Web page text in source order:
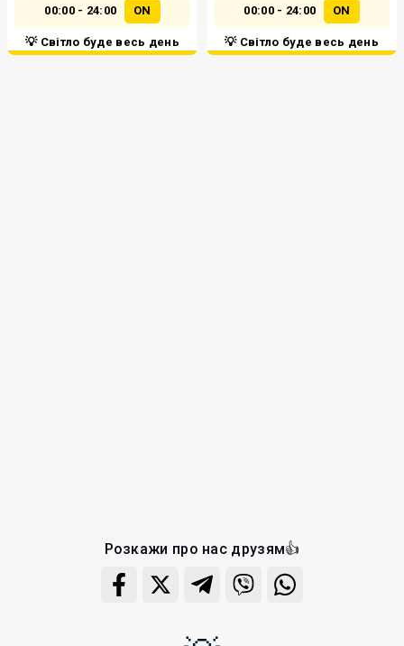
00:00 - 24:00 ON
💡 Світло буде весь день
00:00 - 24:00 ON
💡 Світло буде весь день
Розкажи про нас друзям👍